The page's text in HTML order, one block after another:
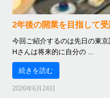
2年後の開業を目指して
今回ご紹介するのは先日の東京
Hさんは将来的に自分の ...
続きを読む
2026年6月24日